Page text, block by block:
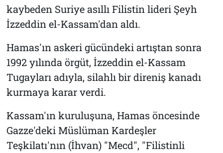
kaybeden Suriye asıllı Filistin lideri Şeyh
İzzeddin el-Kassam'dan aldı.
Hamas'ın askeri gücündeki artıştan sonra
1992 yılında örgüt, İzzeddin el-Kassam
Tugayları adıyla, silahlı bir direniş kanadı
kurmaya karar verdi.
Kassam'ın kuruluşuna, Hamas öncesinde
Gazze'deki Müslüman Kardeşler
Teşkilatı'nın (İhvan) "Mecd", "Filistinli